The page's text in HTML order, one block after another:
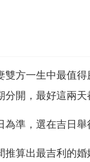
方一生中最值
開，最好這兩天
準，選在吉日
算出最吉利的